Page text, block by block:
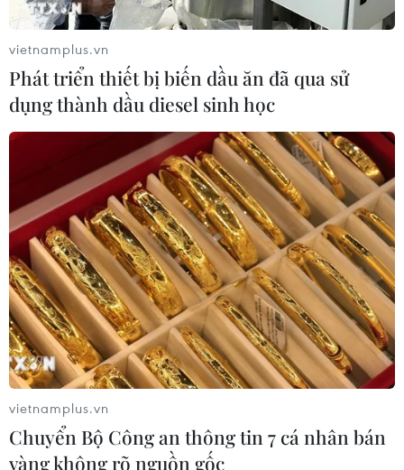
vietnamplus.vn
Phát triển thiết bị biến dầu ăn đã qua sử
dụng thành dầu diesel sinh học
vietnamplus.vn
Chuyển Bộ Công an thông tin 7 cá nhân bán
vàng không rõ nguồn gốc